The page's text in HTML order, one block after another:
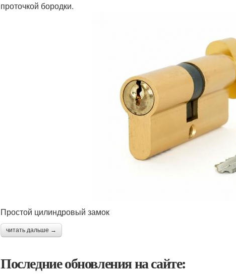
проточкой бородки.
Простой цилиндровый замок
читать дальше →
Последние обновления на сайте: